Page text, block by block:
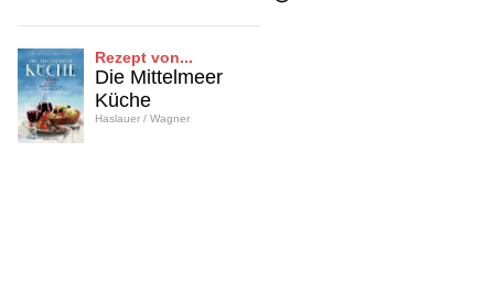
Rezept von...
Die Mittelmeer
Küche
Haslauer / Wagner